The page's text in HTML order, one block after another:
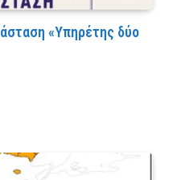
«Υπηρέτης δύο